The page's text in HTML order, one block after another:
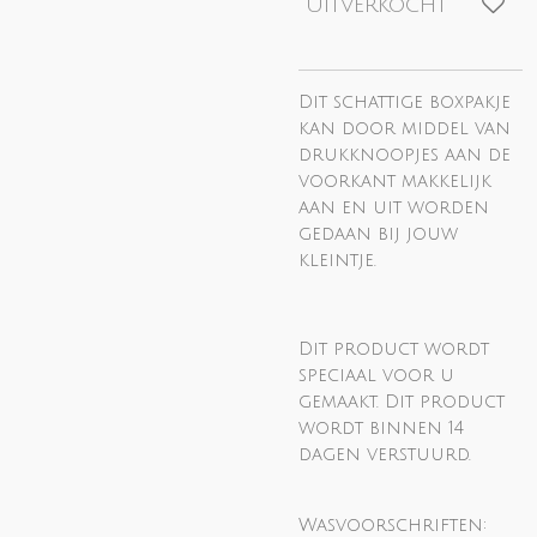
Uitverkocht
Dit schattige boxpakje
kan door middel van
drukknoopjes aan de
voorkant makkelijk
aan en uit worden
gedaan bij jouw
kleintje.
Dit product wordt
speciaal voor u
gemaakt. Dit product
wordt binnen 14
dagen verstuurd.
Wasvoorschriften: